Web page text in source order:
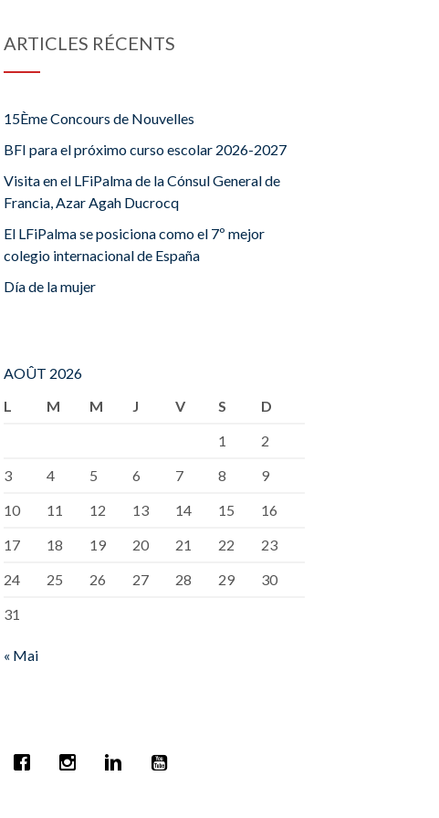
ARTICLES RÉCENTS
15Ème Concours de Nouvelles
BFI para el próximo curso escolar 2026-2027
Visita en el LFiPalma de la Cónsul General de
Francia, Azar Agah Ducrocq
El LFiPalma se posiciona como el 7º mejor
colegio internacional de España
Día de la mujer
AOÛT 2026
L
M M J V S
D
1
2
3
4 5 6 7 8
9
10
11 12 13 14 15
16
17
18 19 20 21 22
23
24
25 26 27 28 29
30
31
« Mai